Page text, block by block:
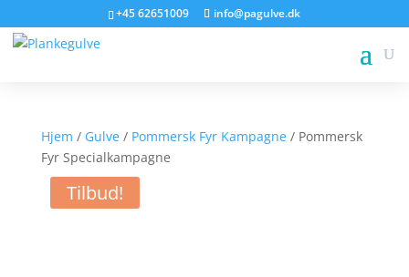
+45 62651009 info@pagulve.dk
Hjem / Gulve/ Pommersk Fyr Kampagne/ Pommersk
Fyr Specialkampagne
Tilbud!